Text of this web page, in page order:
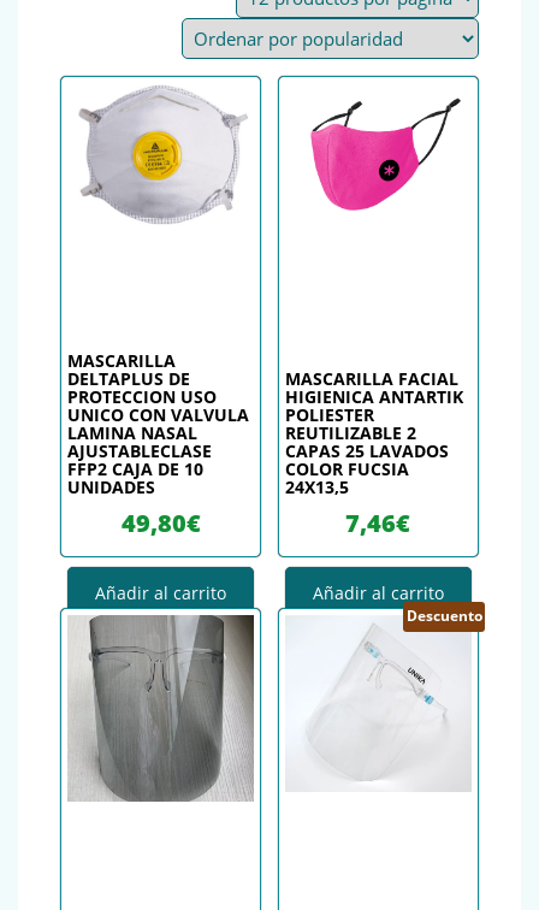
MASCARILLA
DELTAPLUS DE
PROTECCION USO
UNICO CON VALVULA
LAMINA NASAL
AJUSTABLECLASE
FFP2 CAJA DE 10
UNIDADES
49,80€
Añadir al carrito
MASCARILLA FACIAL
HIGIENICA ANTARTIK
POLIESTER
REUTILIZABLE 2
CAPAS 25 LAVADOS
COLOR FUCSIA
24X13,5
7,46€
Añadir al carrito
Descuento